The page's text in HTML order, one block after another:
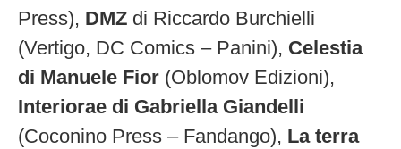
Press), DMZ di Riccardo Burchielli
(Vertigo, DC Comics – Panini), Celestia
di Manuele Fior (Oblomov Edizioni),
Interiorae di Gabriella Giandelli
(Coconino Press – Fandango), La terra